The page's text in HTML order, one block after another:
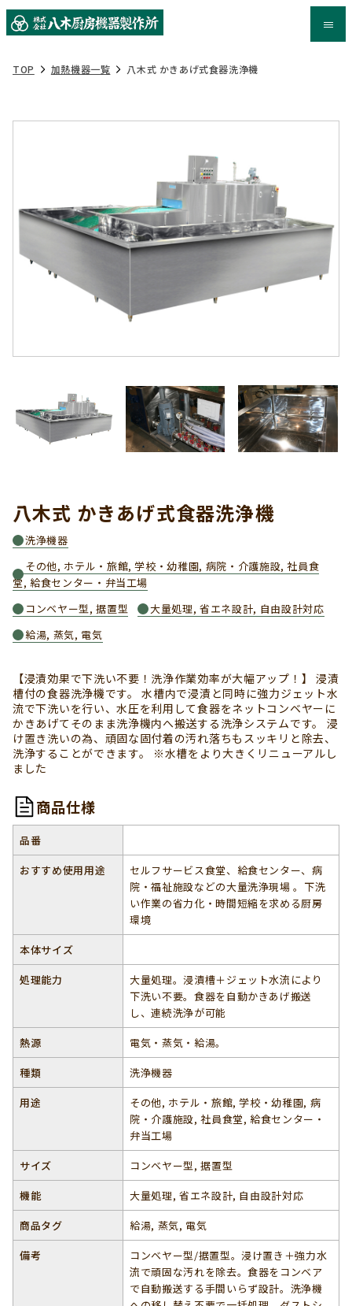
TOP 加熱機器一覧 八木式 かきあげ式食器洗浄機
八木式 かきあげ式食器洗浄機
洗浄機器
その他, ホテル・旅館, 学校・幼稚園, 病院・介護施設, 社員食
堂, 給食センター・弁当工場
コンベヤー型, 据置型
大量処理, 省エネ設計, 自由設計対応
給湯, 蒸気, 電気
【浸漬効果で下洗い不要！洗浄作業効率が大幅アップ！】 浸漬
槽付の食器洗浄機です。 水槽内で浸漬と同時に強力ジェット水
流で下洗いを行い、水圧を利用して食器をネットコンベヤーに
かきあげてそのまま洗浄機内へ搬送する洗浄システムです。 浸
け置き洗いの為、頑固な固付着の汚れ落ちもスッキリと除去、
洗浄することができます。 ※水槽をより大きくリニューアルし
ました
商品仕様
品番
おすすめ使用用途
セルフサービス食堂、給食センター、病
院・福祉施設などの大量洗浄現場 。下洗
い作業の省力化・時間短縮を求める厨房
環境
本体サイズ
処理能力
大量処理。浸漬槽＋ジェット水流により
下洗い不要。食器を自動かきあげ搬送
し、連続洗浄が可能
熱源
電気・蒸気・給湯。
種類
洗浄機器
用途
その他, ホテル・旅館, 学校・幼稚園, 病
院・介護施設, 社員食堂, 給食センター・
弁当工場
サイズ
コンベヤー型, 据置型
機能
大量処理, 省エネ設計, 自由設計対応
商品タグ
給湯, 蒸気, 電気
備考
コンベヤー型/据置型。浸け置き＋強力水
流で頑固な汚れを除去。食器をコンベア
で自動搬送する手間いらず設計。洗浄機